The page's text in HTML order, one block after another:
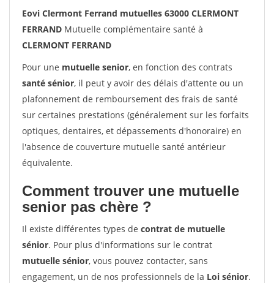
Eovi Clermont Ferrand mutuelles 63000 CLERMONT
FERRAND Mutuelle complémentaire santé à
CLERMONT FERRAND
Pour une mutuelle senior, en fonction des contrats
santé sénior, il peut y avoir des délais d'attente ou un
plafonnement de remboursement des frais de santé
sur certaines prestations (généralement sur les forfaits
optiques, dentaires, et dépassements d'honoraire) en
l'absence de couverture mutuelle santé antérieur
équivalente.
Comment trouver une mutuelle
senior pas chère ?
Il existe différentes types de contrat de mutuelle
sénior. Pour plus d'informations sur le contrat
mutuelle sénior, vous pouvez contacter, sans
engagement, un de nos professionnels de la Loi sénior.